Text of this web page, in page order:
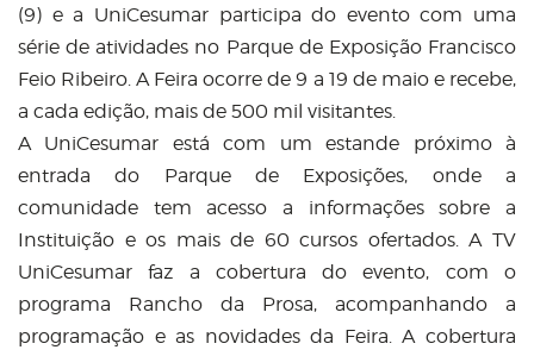
(9) e a UniCesumar participa do evento com uma
série de atividades no Parque de Exposição Francisco
Feio Ribeiro. A Feira ocorre de 9 a 19 de maio e recebe,
a cada edição, mais de 500 mil visitantes.
A UniCesumar está com um estande próximo à
entrada do Parque de Exposições, onde a
comunidade tem acesso a informações sobre a
Instituição e os mais de 60 cursos ofertados. A TV
UniCesumar faz a cobertura do evento, com o
programa Rancho da Prosa, acompanhando a
programação e as novidades da Feira. A cobertura